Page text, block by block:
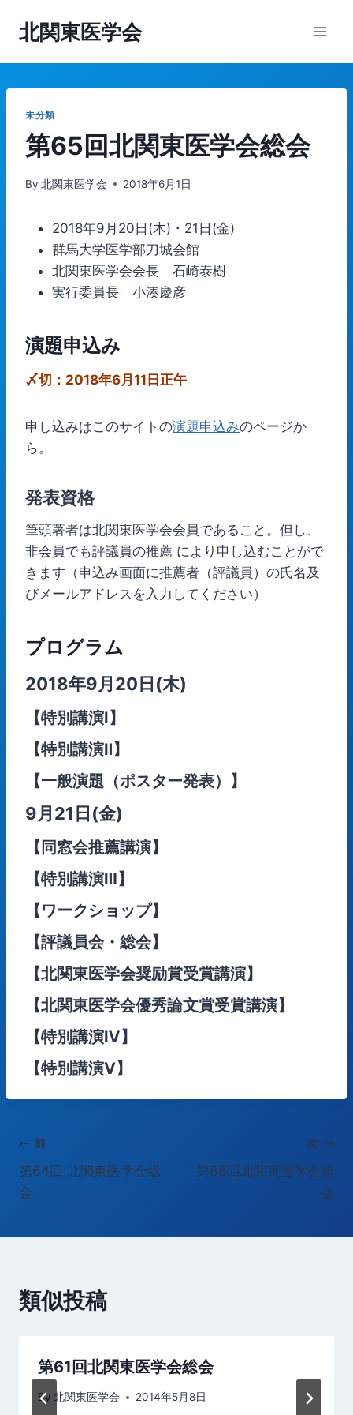
キ
北関東医学会
未分類
第65回北関東医学会総会
By 北関東医学会 2018年6月1日
2018年9月20日(木)・21日(金)
群馬大学医学部刀城会館
北関東医学会会長 石崎泰樹
実行委員長 小湊慶彦
演題申込み
〆切：2018年6月11日正午
申し込みはこのサイトの演題申込みのページか
ら。
発表資格
筆頭著者は北関東医学会会員であること。但し、
非会員でも評議員の推薦 により申し込むことがで
きます（申込み画面に推薦者（評議員）の氏名及
びメールアドレスを入力してください）
プログラム
2018年9月20日(木)
【特別講演Ⅰ】
【特別講演Ⅱ】
【一般演題（ポスター発表）】
9月21日(金)
【同窓会推薦講演】
【特別講演Ⅲ】
【ワークショップ】
【評議員会・総会】
【北関東医学会奨励賞受賞講演】
【北関東医学会優秀論文賞受賞講演】
【特別講演Ⅳ】
【特別講演Ⅴ】
投
稿
ー
ョ
前
第64回 北関東医学会総
会
次
第66回北関東医学会総
会
類似投稿
第61回北関東医学会総会
By 北関東医学会 2014年5月8日